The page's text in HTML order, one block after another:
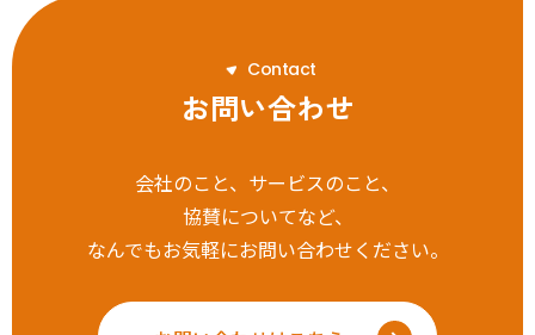
Contact
お問い合わせ
会社のこと、サービスのこと、
協賛についてなど、
なんでもお気軽にお問い合わせください。